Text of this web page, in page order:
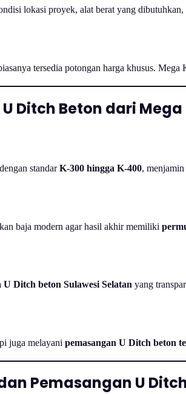
lokasi proyek, alat berat yang
tersedia potongan harga khusus.
Ditch Beton dari
standarK-300 hingga K-400,
baja modern agar hasil akhir memiliki
U Ditch beton Sulawesi Selatan yang
juga melayani pemasangan U Ditch beton
Pemasangan U